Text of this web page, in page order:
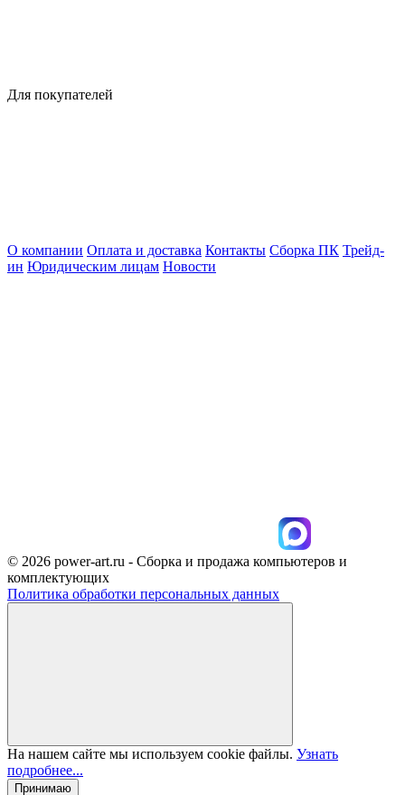
Для покупателей
О компании Оплата и доставка Контакты Сборка ПК Трейд-
ин Юридическим лицам Новости
© 2026 power-art.ru - Сборка и продажа компьютеров и
комплектующих
Политика обработки персональных данных
На нашем сайте мы используем cookie файлы. Узнать
подробнее...
Принимаю